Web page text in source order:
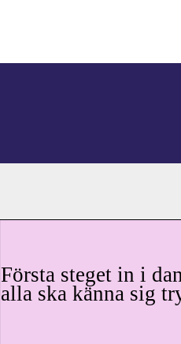
Första steget in i
alla ska känna sig